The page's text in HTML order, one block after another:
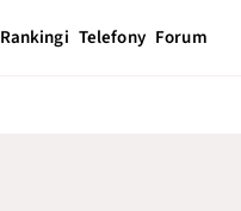
Rankingi Telefony Forum